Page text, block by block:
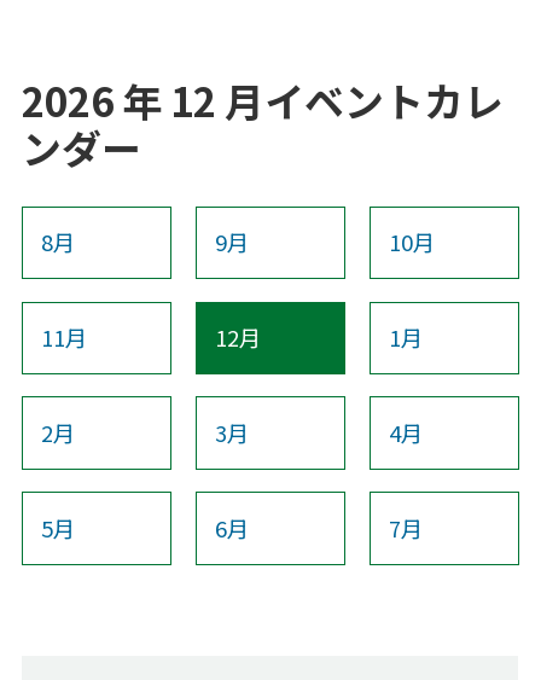
チケットお取扱い
座席表
よくあるご質問
22歳以下チケットについて
教育プログラム
教育プログラム
子どものための音楽ひろば
ピアニストのためのアンサンブル講座（ピアノ伴奏法講座）
その他の事業
2026 年 12 月イベントカレ
ンダー
8月 9月 10月
11月 12月 1月
2月 3月 4月
5月 6月 7月